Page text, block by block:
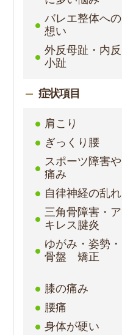
バレエ整体への
想い
外反母趾・内反
小趾
症状項目
肩こり
ぎっくり腰
スポーツ障害や
痛み
自律神経の乱れ
三角骨障害・ア
キレス腱炎
ゆがみ・姿勢・
骨盤 矯正
膝の痛み
腰痛
身体が硬い